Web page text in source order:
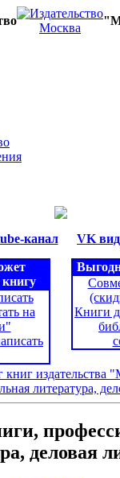
канал VK
на
Книги
книг издательства
литература,
деловая